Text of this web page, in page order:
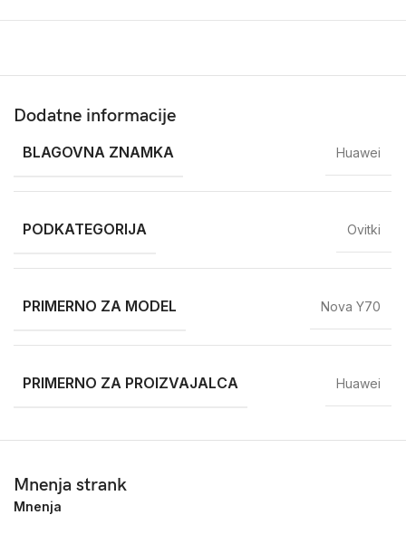
Dodatne informacije
BLAGOVNA ZNAMKA Huawei
PODKATEGORIJA Ovitki
PRIMERNO ZA MODEL Nova Y70
PRIMERNO ZA PROIZVAJALCA Huawei
Mnenja strank
Mnenja